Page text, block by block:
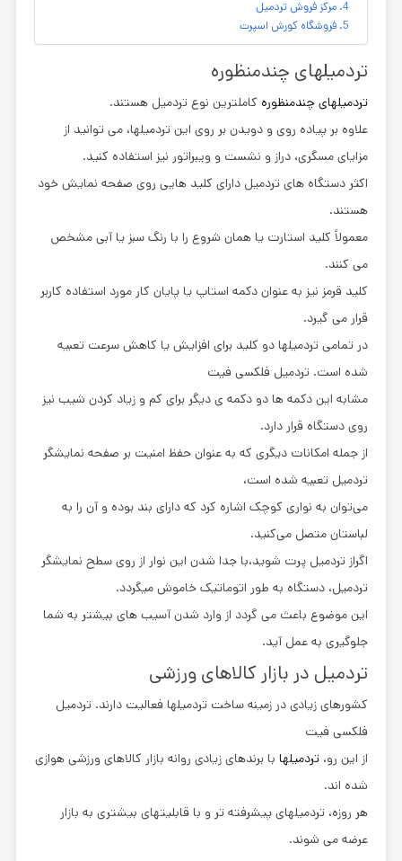
مرکز فروش تردمیل
فروشگاه کورش اسپرت
تردمیلهای چندمنظوره
تردمیلهای چندمنظوره کاملترین نوع تردمیل هستند.
علاوه بر پیاده روی و دویدن بر روی این تردمیلها، می توانید از
مزایای مسگری، دراز و نشست و ویبراتور نیز استفاده کنید.
اکثر دستگاه های تردمیل دارای کلید هایی روی صفحه نمایش خود
هستند.
معمولاً کلید استارت یا همان شروع را با رنگ سبز یا آبی مشخص
می کنند.
کلید قرمز نیز به عنوان دکمه استاپ یا پایان کار مورد استفاده کاربر
قرار می گیرد.
در تمامی تردمیلها دو کلید برای افزایش یا کاهش سرعت تعبیه
شده است. تردمیل فلکسی فیت
مشابه این دکمه ها دو دکمه ی دیگر برای کم و زیاد کردن شیب نیز
روی دستگاه قرار دارد.
از جمله امکانات دیگری که به عنوان حفظ امنیت بر صفحه نمایشگر
تردمیل تعبیه شده است،
می‌توان به نواری کوچک اشاره کرد که دارای بند بوده و آن را به
لباستان متصل می‌کنید.
اگراز تردمیل پرت شوید،با جدا شدن این نوار از روی سطح نمایشگر
تردمیل، دستگاه به طور اتوماتیک خاموش میگردد.
این موضوع باعث می گردد از وارد شدن آسیب های بیشتر به شما
جلوگیری به عمل آید.
تردمیل در بازار کالاهای ورزشی
کشورهای زیادی در زمینه ساخت تردمیلها فعالیت دارند. تردمیل
فلکسی فیت
از این رو، تردمیلهابا برندهای زیادی روانه بازار کالاهای ورزشی هوازی
شده اند.
هر روزه، تردمیلهای پیشرفته تر و با قابلیتهای بیشتری به بازار
عرضه می شوند.